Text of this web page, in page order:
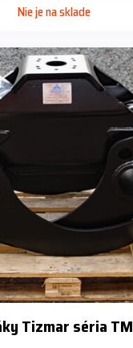
Nie je na sklade
Tizmar séria TM